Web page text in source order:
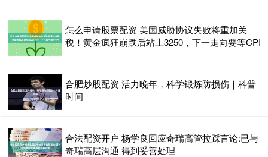
怎么申请股票配资 美国威胁协议失败将重加关
税！黄金疯狂崩跌后站上3250，下一走向要等CPI
合肥炒股配资 活力晚年，科学锻炼防损伤｜科普
时间
合法配资开户 杨学良回应奇瑞高管拉踩言论:已与
奇瑞高层沟通 得到妥善处理